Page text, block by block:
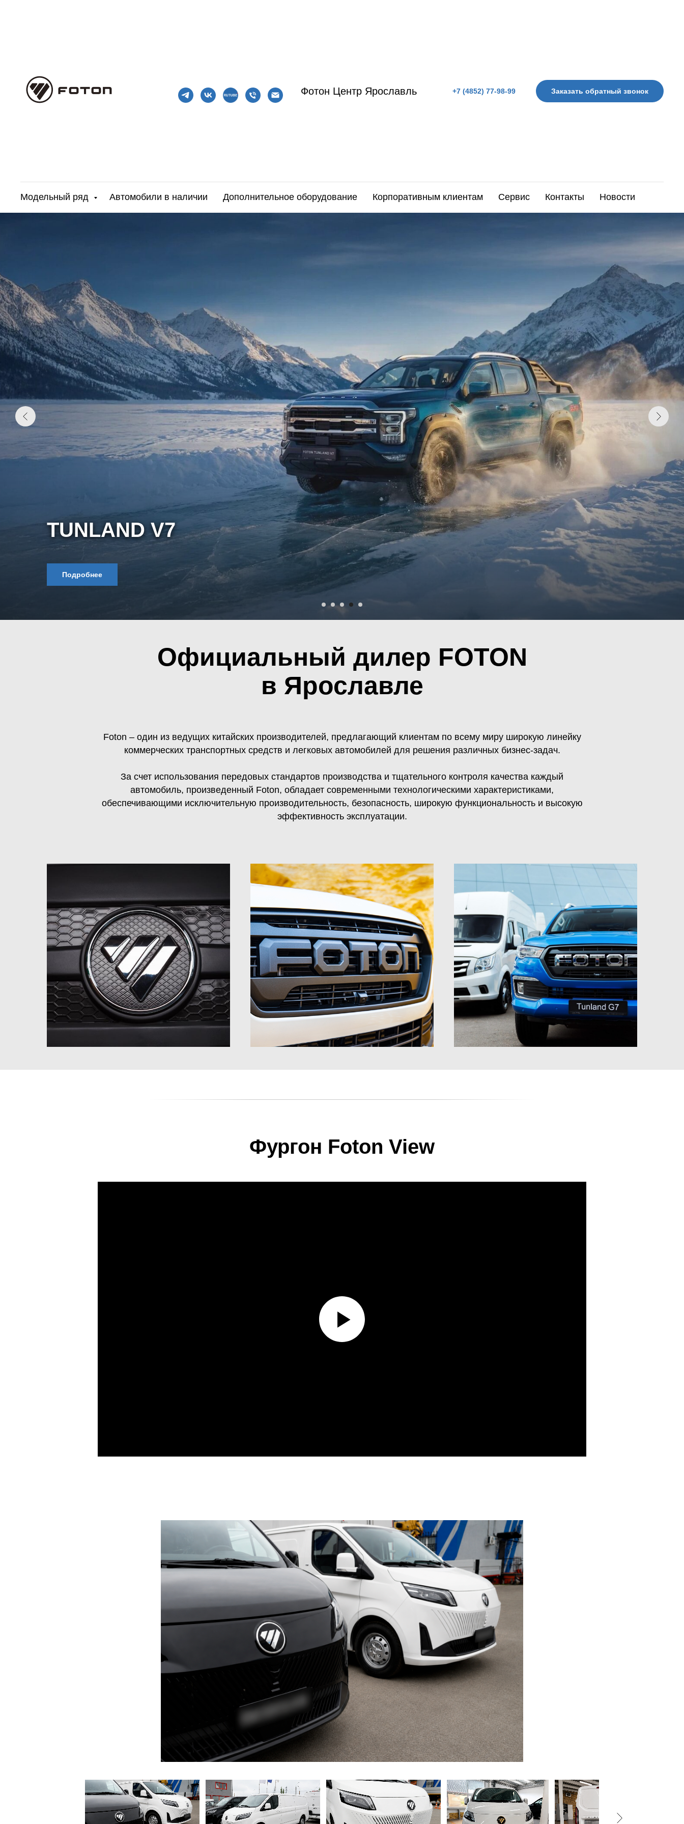
Фотон Центр Ярославль +7 (4852) 77-98-99 Заказать обратный звонок
Модельный ряд Автомобили в наличии Дополнительное оборудование Корпоративным клиентам Сервис Контакты Новости
TUNLAND V9
Подробнее
Официальный дилер FOTON
в Ярославле
Foton – один из ведущих китайских производителей, предлагающий клиентам по всему миру широкую линейку
коммерческих транспортных средств и легковых автомобилей для решения различных бизнес-задач.
За счет использования передовых стандартов производства и тщательного контроля качества каждый
автомобиль, произведенный Foton, обладает современными технологическими характеристиками,
обеспечивающими исключительную производительность, безопасность, широкую функциональность и высокую
эффективность эксплуатации.
Фургон Foton View